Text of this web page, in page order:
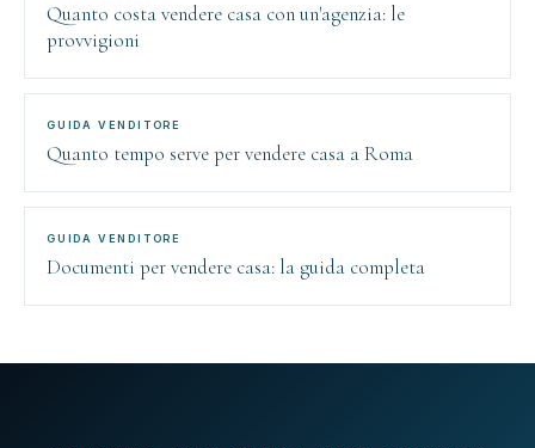
Quanto costa vendere casa con un'agenzia: le
provvigioni
GUIDA VENDITORE
Quanto tempo serve per vendere casa a Roma
GUIDA VENDITORE
Documenti per vendere casa: la guida completa